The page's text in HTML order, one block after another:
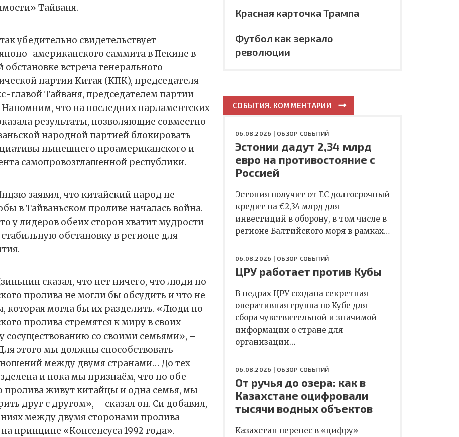
Тайваня.
убедительно свидетельствует
американского саммита в Пекине в
встреча генерального
партии Китая (КПК), председателя
главой Тайваня, председателем партии
что на последних парламентских
результаты, позволяющие совместно
народной партией блокировать
нынешнего проамериканского и
самопровозглашенной республики.
заявил, что китайский народ не
в Тайваньском проливе началась война.
у лидеров обеих сторон хватит мудрости
обстановку в регионе для
сказал, что нет ничего, что люди по
пролива не могли бы обсудить и что не
которая могла бы их разделить. «Люди по
пролива стремятся к миру в своих
сосуществованию со своими семьями», –
этого мы должны способствовать
между двумя странами… До тех
и пока мы признаём, что по обе
пролива живут китайцы и одна семья, мы
друг с другом», – сказал он. Си добавил,
между двумя сторонами пролива
принципе «Консенсуса 1992 года».
Красная карточка Трампа
Футбол как зеркало
революции
СОБЫТИЯ. КОММЕНТАРИИ
06.08.2026 | ОБЗОР СОБЫТИЙ
Эстонии дадут 2,34 млрд
евро на противостояние с
Россией
Эстония получит от ЕС долгосрочный
кредит на €2,34 млрд для
инвестиций в оборону, в том числе в
регионе Балтийского моря в рамках…
06.08.2026 | ОБЗОР СОБЫТИЙ
ЦРУ работает против Кубы
В недрах ЦРУ создана секретная
оперативная группа по Кубе для
сбора чувствительной и значимой
информации о стране для
организации…
06.08.2026 | ОБЗОР СОБЫТИЙ
От ручья до озера: как в
Казахстане оцифровали
тысячи водных объектов
Казахстан перенес в «цифру»